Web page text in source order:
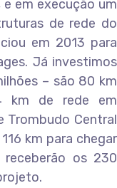
em execução um
de rede do
em 2013 para
Já investimos
– são 80 km
km de rede em
Trombudo Central
km para chegar
os 230